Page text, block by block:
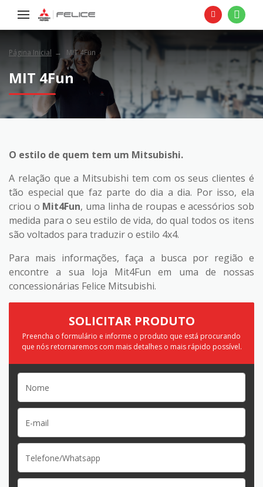
Página Inicial MIT 4Fun
MIT 4Fun
O estilo de quem tem um Mitsubishi.
A relação que a Mitsubishi tem com os seus clientes é
tão especial que faz parte do dia a dia. Por isso, ela
criou o Mit4Fun, uma linha de roupas e acessórios sob
medida para o seu estilo de vida, do qual todos os itens
são voltados para traduzir o estilo 4x4.
Para mais informações, faça a busca por região e
encontre a sua loja Mit4Fun em uma de nossas
concessionárias Felice Mitsubishi.
SOLICITAR PRODUTO
Preencha o formulário e informe o produto que está procurando
que nós retornaremos com mais detalhes o mais rápido possível.